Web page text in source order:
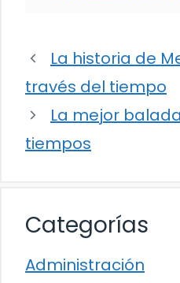
La historia de
través del tiempo
La mejor
tiempos
Categorías
Administración